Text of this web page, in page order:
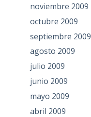
noviembre 2009
octubre 2009
septiembre 2009
agosto 2009
julio 2009
junio 2009
mayo 2009
abril 2009